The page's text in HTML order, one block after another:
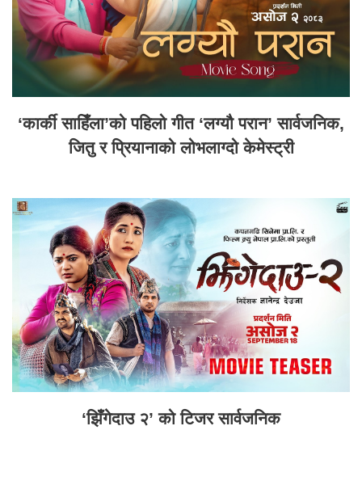
‘कार्की साहिँला’को पहिलो गीत ‘लग्यौ परान’ सार्वजनिक,
जितु र प्रियानाको लोभलाग्दो केमेस्ट्री
‘झिँगेदाउ २’ को टिजर सार्वजनिक